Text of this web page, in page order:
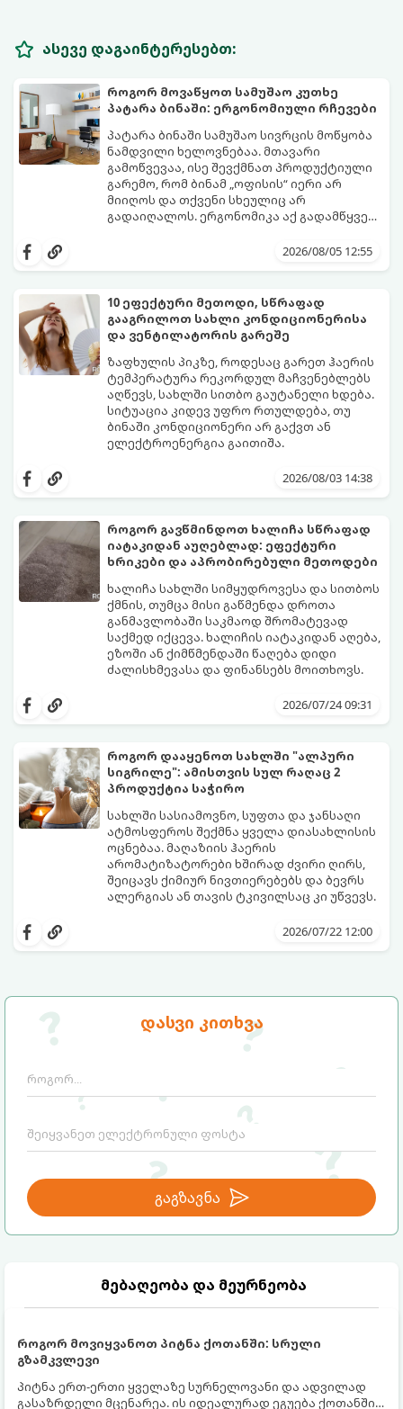
დასვი კითხვა
გაგზავნა
მებაღეობა და მეურნეობა
როგორ მოვიყვანოთ პიტნა ქოთანში: სრული
გზამკვლევი
პიტნა ერთ-ერთი ყველაზე სურნელოვანი და ადვილად
გასაზრდელი მცენარეა. ის იდეალურად ეგუება ქოთანში
ასევე დაგაინტერესებთ:
როგორ მოვაწყოთ სამუშაო კუთხე
პატარა ბინაში: ერგონომიული რჩევები
პატარა ბინაში სამუშაო სივრცის მოწყობა
ნამდვილი ხელოვნებაა. მთავარი
გამოწვევაა, ისე შევქმნათ პროდუქტიული
გარემო, რომ ბინამ „ოფისის“ იერი არ
მიიღოს და თქვენი სხეულიც არ
გადაიღალოს. ერგონომიკა აქ გადამწყვეტ
2026/08/05 12:55
10 ეფექტური მეთოდი, სწრაფად
გააგრილოთ სახლი კონდიციონერისა
და ვენტილატორის გარეშე
ზაფხულის პიკზე, როდესაც გარეთ ჰაერის
ტემპერატურა რეკორდულ მაჩვენებლებს
აღწევს, სახლში სითბო გაუტანელი ხდება.
სიტუაცია კიდევ უფრო რთულდება, თუ
ბინაში კონდიციონერი არ გაქვთ ან
ელექტროენერგია გაითიშა.
კანონები და გამოცდილი ყოფითი ხრიკები,
სასიამოვნო სიგრილე სპეციალური
ტექნიკის გარეშეც.
გთავაზობთ 10 საუკეთესო და
ხელმისაწვდომ მეთოდს:
2026/08/03 14:38
როგორ გავწმინდოთ ხალიჩა სწრაფად
იატაკიდან აუღებლად: ეფექტური
ხრიკები და აპრობირებული მეთოდები
ხალიჩა სახლში სიმყუდროვესა და სითბოს
ქმნის, თუმცა მისი გაწმენდა დროთა
განმავლობაში საკმაოდ შრომატევად
საქმედ იქცევა. ხალიჩის იატაკიდან აღება,
ეზოში ან ქიმწმენდაში წაღება დიდი
ძალისხმევასა და ფინანსებს მოითხოვს.
ეფექტური, ბიუჯეტური და აპრობირებული
ლაქების ამოყვანასა და პირვანდელი
სიახლის დაბრუნებას.
2026/07/24 09:31
როგორ დააყენოთ სახლში "ალპური
სიგრილე": ამისთვის სულ რაღაც 2
პროდუქტია საჭირო
სახლში სასიამოვნო, სუფთა და ჯანსაღი
ატმოსფეროს შექმნა ყველა დიასახლისის
ოცნებაა. მაღაზიის ჰაერის
არომატიზატორები ხშირად ძვირი ღირს,
შეიცავს ქიმიურ ნივთიერებებს და ბევრს
ალერგიას ან თავის ტკივილსაც კი უწვევს.
სიგრილისა“ და სიახლის ეფექტის მიღწევა
ინგრედიენტი დაგჭირდებათ, რომლებიც
2026/07/22 12:00